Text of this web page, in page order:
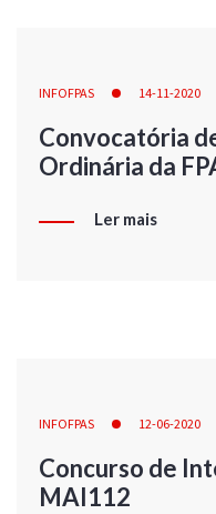
INFOFPAS 14-11-2020
Convocatória
Ordinária da
Ler mais
INFOFPAS 12-06-2020
Concurso de
MAI112